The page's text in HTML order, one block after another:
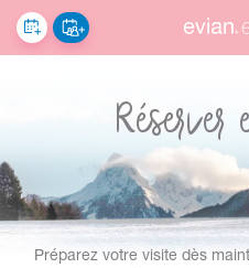
RéserverGroupes
Préparez votre visite dès